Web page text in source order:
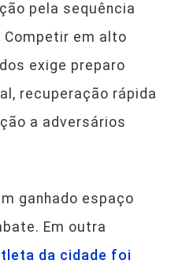
pela sequência
em alto
exige preparo
recuperação rápida
a adversários
ganhado espaço
Em outra
da cidade foi